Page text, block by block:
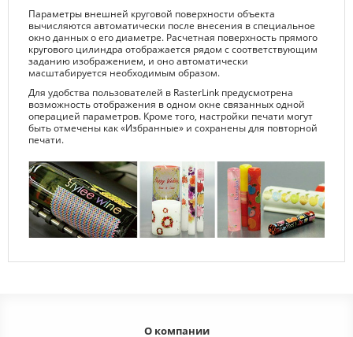
Параметры внешней круговой поверхности объекта
вычисляются автоматически после внесения в специальное
окно данных о его диаметре. Расчетная поверхность прямого
кругового цилиндра отображается рядом с соответствующим
заданию изображением, и оно автоматически
масштабируется необходимым образом.
Для удобства пользователей в RasterLink предусмотрена
возможность отображения в одном окне связанных одной
операцией параметров. Кроме того, настройки печати могут
быть отмечены как «Избранные» и сохранены для повторной
печати.
О компании